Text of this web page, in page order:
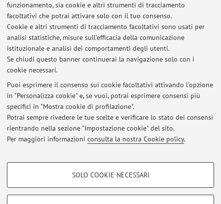
funzionamento, sia cookie e altri strumenti di tracciamento
facoltativi che potrai attivare solo con il tuo consenso.
Cookie e altri strumenti di tracciamento facoltativi sono usati per
analisi statistiche, misure sull'efficacia della comunicazione
istituzionale e analisi dei comportamenti degli utenti.
Se chiudi questo banner continuerai la navigazione solo con i
cookie necessari.
Puoi esprimere il consenso sui cookie facoltativi attivando l'opzione
in "Personalizza cookie" e, se vuoi, potrai esprimere consensi più
specifici in "Mostra cookie di profilazione".
Potrai sempre rivedere le tue scelte e verificare lo stato dei consensi
rientrando nella sezione "Impostazione cookie" del sito.
Per maggiori informazioni consulta la nostra Cookie policy.
COOKIE DI PROFILAZIONE - FACOLTATIVI
SOLO COOKIE NECESSARI
Ultimi avvisi
Universi 2026 - "Creatura" - Festival di poesia contemporanea (16-18
giugno)
Pubblicato il: 12 giugno 2026
Ricevimento del 18 giugno e del 2 luglio 2026
Pubblicato il: 10 maggio 2026
Giornata internazionale di studi: "Occidenti"
Pubblicato il: 09 aprile 2026
Area riservata
Accedi tramiteloginper gestire tutti i contenuti del sito.